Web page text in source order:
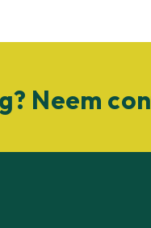
Neem